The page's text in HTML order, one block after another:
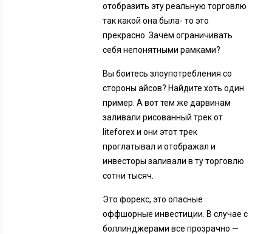
отобразить эту реальную торговлю
так какой она была- то это
прекрасно. Зачем ограничивать
себя непонятными рамками?
Вы боитесь злоупотребления со
стороны айсов? Найдите хоть один
пример. А вот тем же дарвинам
заливали рисованный трек от
liteforex и они этот трек
проглатывал и отображал и
инвесторы заливали в ту торговлю
сотни тысяч.
Это форекс, это опасные
оффшорные инвестиции. В случае с
боллинджерами все прозрачно —